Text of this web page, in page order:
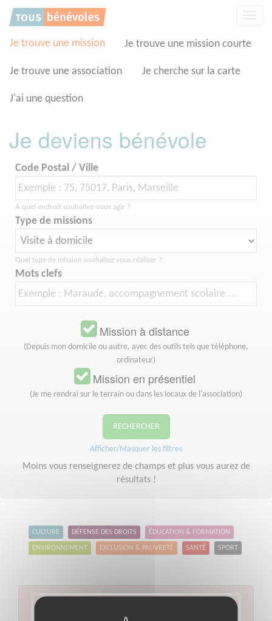
Je trouve une mission Je trouve une mission courte
Je trouve une association Je cherche sur la carte
J'ai une question
Je deviens bénévole
Code Postal / Ville
A quel endroit souhaitez-vous agir ?
Type de missions
Quel type de mission souhaitez vous réaliser ?
Mots clefs
Mission à distance
(Depuis mon domicile ou autre, avec des outils tels que téléphone,
ordinateur)
Mission en présentiel
(Je me rendrai sur le terrain ou dans les locaux de l'association)
RECHERCHER
Afficher/Masquer les filtres
Moins vous renseignerez de champs et plus vous aurez de
résultats !
CULTURE DÉFENSE DES DROITS ÉDUCATION & FORMATION
ENVIRONNEMENT EXCLUSION & PAUVRETÉ SANTÉ SPORT
Aucun résultat pour votre
recherche
Panneau de gestion des cookies